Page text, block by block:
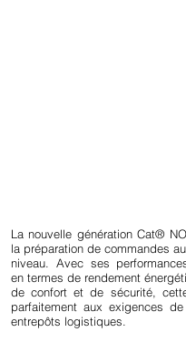
La nouvelle génération Cat®
la préparation de commandes
niveau. Avec ses
en termes de rendement
de confort et de sécurité,
parfaitement aux exigences
entrepôts logistiques.